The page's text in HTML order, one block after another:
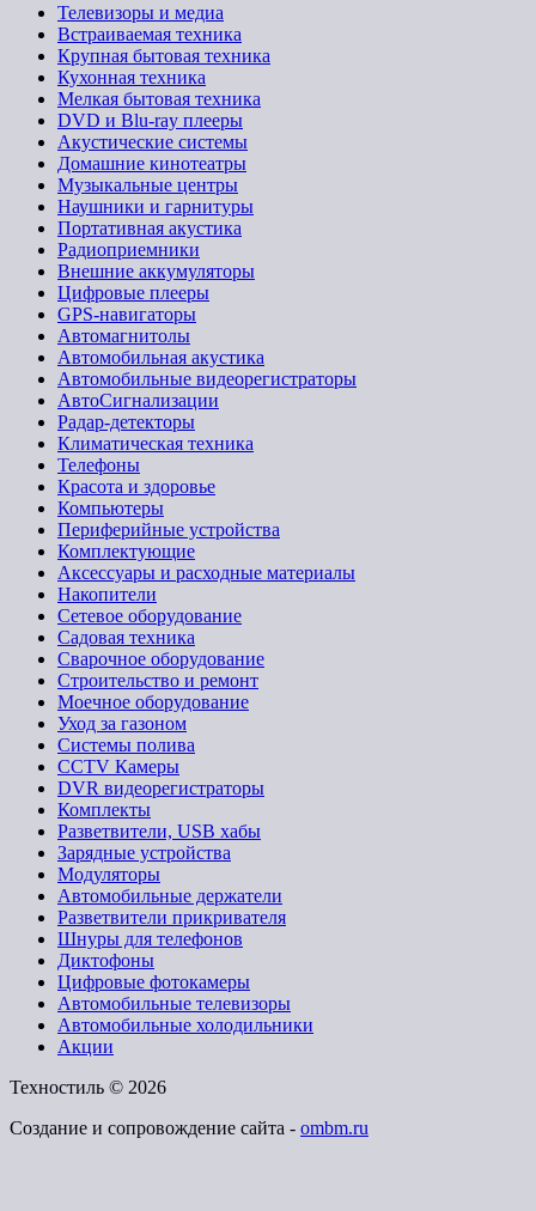
Телевизоры и медиа
Встраиваемая техника
Крупная бытовая техника
Кухонная техника
Мелкая бытовая техника
DVD и Blu-ray плееры
Акустические системы
Домашние кинотеатры
Музыкальные центры
Наушники и гарнитуры
Портативная акустика
Радиоприемники
Внешние аккумуляторы
Цифровые плееры
GPS-навигаторы
Автомагнитолы
Автомобильная акустика
Автомобильные видеорегистраторы
АвтоСигнализации
Радар-детекторы
Климатическая техника
Телефоны
Красота и здоровье
Компьютеры
Периферийные устройства
Комплектующие
Аксессуары и расходные материалы
Накопители
Сетевое оборудование
Садовая техника
Сварочное оборудование
Строительство и ремонт
Моечное оборудование
Уход за газоном
Системы полива
CCTV Камеры
DVR видеорегистраторы
Комплекты
Разветвители, USB хабы
Зарядные устройства
Модуляторы
Автомобильные держатели
Разветвители прикривателя
Шнуры для телефонов
Диктофоны
Цифровые фотокамеры
Автомобильные телевизоры
Автомобильные холодильники
Акции
Техностиль © 2026
Создание и сопровождение сайта - ombm.ru